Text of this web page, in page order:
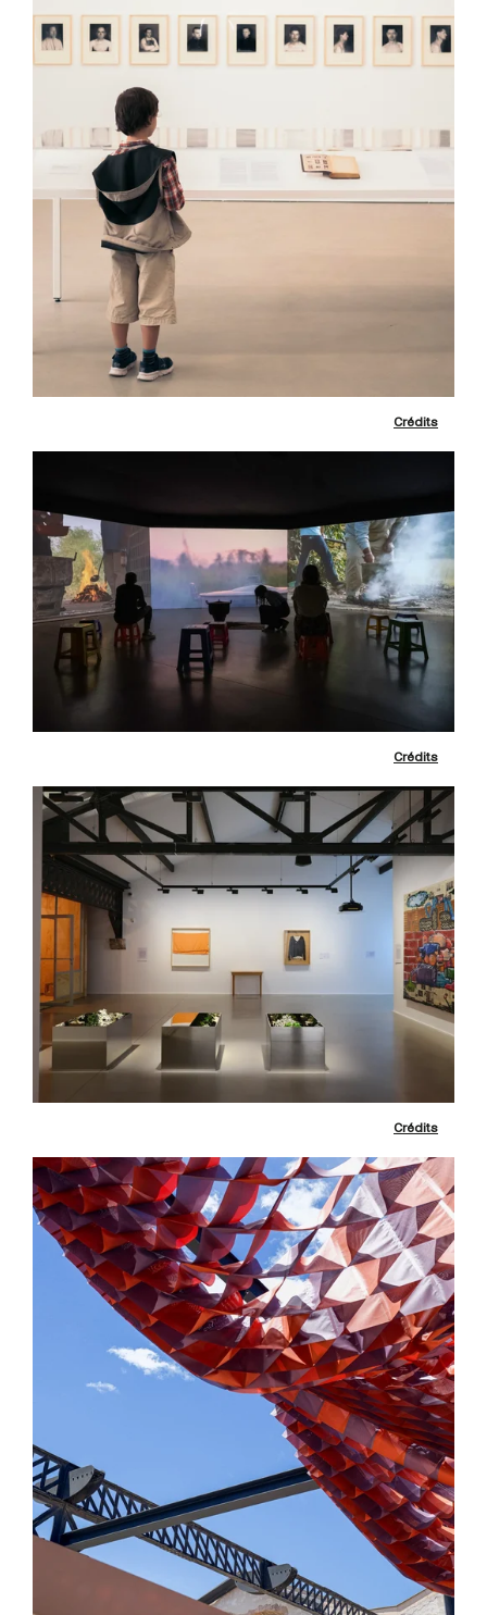
Crédits
Crédits
Crédits